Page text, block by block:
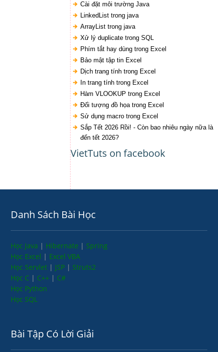
Cài đặt môi trường Java
LinkedList trong java
ArrayList trong java
Xử lý duplicate trong SQL
Phím tắt hay dùng trong Excel
Bảo mật tập tin Excel
Dịch trang tính trong Excel
In trang tính trong Excel
Hàm VLOOKUP trong Excel
Đối tượng đồ họa trong Excel
Sử dụng macro trong Excel
Sắp Tết 2026 Rồi! - Còn bao nhiêu ngày nữa là
đến tết 2026?
VietTuts on facebook
Danh Sách Bài Học
Học Java | Hibernate | Spring
Học Excel | Excel VBA
Học Servlet | JSP | Struts2
Học C | C++ | C#
Học Python
Học SQL
Bài Tập Có Lời Giải